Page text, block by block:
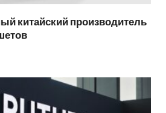
китайский производитель